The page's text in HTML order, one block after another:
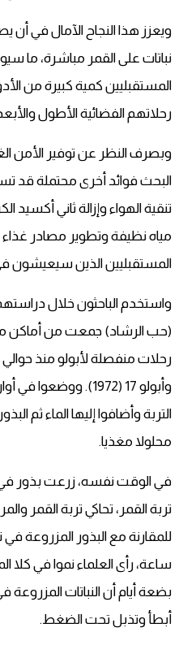
ويعزز هذا النجاح الآمال في أن
نباتات على القمر مباشرة، ما
المستقبليين كمية كبيرة من
رحلاتهم الفضائية الأطول
وبصرف النظر عن توفير الأمن
البحث فوائد أخرى محتملة قد
تنقية الهواء وإزالة ثاني أكسيد
مياه نظيفة وتطوير مصادر غذاء
المستقبليين الذين سيعيشون
واستخدم الباحثون خلال
(حب الرشاد) جمعت من أماكن
وأبولو 17 (1972).
التربة وأضافوا إليها الماء ثم
محلولا مغذيا.
في الوقت نفسه، زرعت بذور في
تربة القمر، تحاكي تربة القمر
ساعة، رأى العلماء نموا في كلا
بضعة أيام أن النباتات المزروعة
أبطأ وتذبل تحت الضغط.